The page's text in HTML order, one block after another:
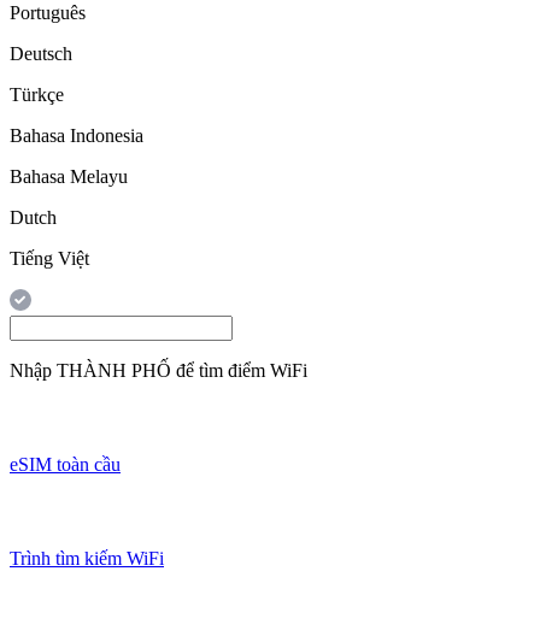
Português
Deutsch
Türkçe
Bahasa Indonesia
Bahasa Melayu
Dutch
Tiếng Việt
Nhập THÀNH PHỐ để tìm điểm WiFi
eSIM toàn cầu
Trình tìm kiếm WiFi